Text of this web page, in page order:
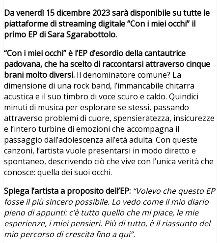
Da venerdì 15 dicembre 2023 sarà disponibile su tutte le
piattaforme di streaming digitale “Con i miei occhi” il
primo EP di Sara Sgarabottolo.
“Con i miei occhi” è l’EP d’esordio della cantautrice
padovana, che ha scelto di raccontarsi attraverso cinque
brani molto diversi. Il denominatore comune? La
dimensione di una rock band, l’immancabile chitarra
acustica e il suo timbro di voce scuro e caldo. Quindici
minuti di musica per esplorare se stessi, passando
attraverso problemi di cuore, spensieratezza, insicurezze
e l’intero turbine di emozioni che accompagna il
passaggio dall’adolescenza all’età adulta. Con queste
canzoni, l’artista vuole presentarsi in modo diretto e
spontaneo, descrivendo ciò che vive con l’unica verità che
conosce: quella dei suoi occhi.
Spiega l’artista a proposito dell’EP: “Volevo che questo EP
fosse il più sincero possibile. Lo vedo come il mio diario
pieno di appunti: c’è tutto quello che mi piace, le mie
esperienze, i miei pensieri. Più di tutto, è il riassunto del
mio percorso di crescita fino a qui”.